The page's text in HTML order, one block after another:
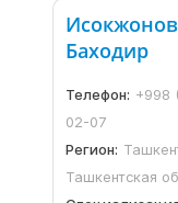
Исокжонов
Баходир
Телефон: +998
02-07
Регион:
Ташкентская